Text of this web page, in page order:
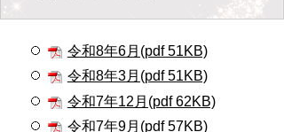
令和8年6月(pdf 51KB)
令和8年3月(pdf 51KB)
令和7年12月(pdf 62KB)
令和7年9月(pdf 57KB)